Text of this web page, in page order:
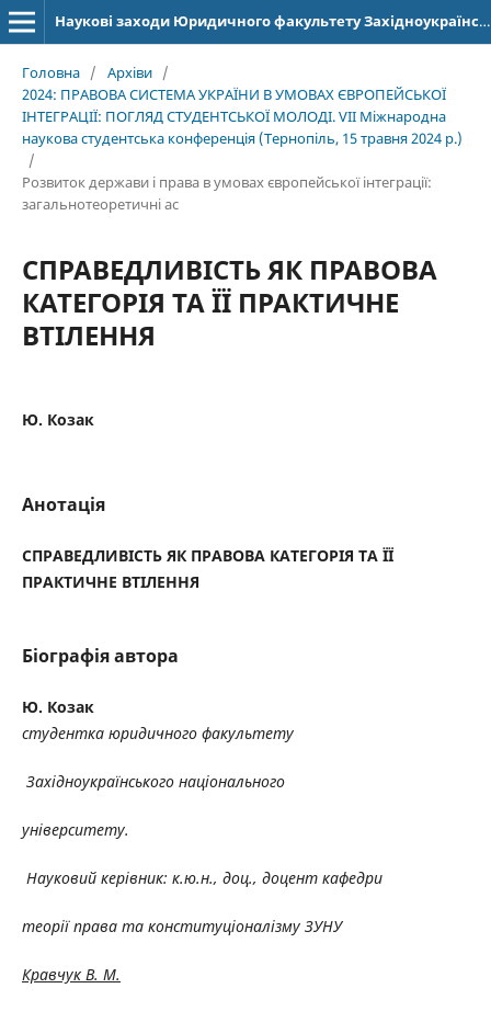
Наукові заходи Юридичного факультету Західноукраїнського національного університету
Головна / Архіви /
2024: ПРАВОВА СИСТЕМА УКРАЇНИ В УМОВАХ ЄВРОПЕЙСЬКОЇ
ІНТЕГРАЦІЇ: ПОГЛЯД СТУДЕНТСЬКОЇ МОЛОДІ. VІІ Міжнародна
наукова студентська конференція (Тернопіль, 15 травня 2024 р.)
/
Розвиток держави і права в умовах європейської інтеграції:
загальнотеоретичні ас
СПРАВЕДЛИВІСТЬ ЯК ПРАВОВА
КАТЕГОРІЯ ТА ЇЇ ПРАКТИЧНЕ
ВТІЛЕННЯ
Ю. Козак
Анотація
СПРАВЕДЛИВІСТЬ ЯК ПРАВОВА КАТЕГОРІЯ ТА ЇЇ
ПРАКТИЧНЕ ВТІЛЕННЯ
Біографія автора
Ю. Козак
студентка юридичного факультету
Західноукраїнського національного
університету.
Науковий керівник: к.ю.н., доц., доцент кафедри
теорії права та конституціоналізму ЗУНУ
Кравчук В. М.